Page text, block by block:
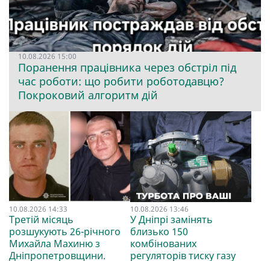
10.08.2026 15:00
Поранення працівника через обстріл під
час роботи: що робити роботодавцю?
Покроковий алгоритм дій
10.08.2026 14:33
Третій місяць
розшукують 26-річного
Михайла Махиню з
Дніпропетровщини.
10.08.2026 13:46
У Дніпрі замінять
близько 150
комбінованих
регуляторів тиску газу